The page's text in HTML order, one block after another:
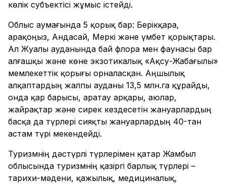
көлік субъектісі жұмыс істейді.
Облыс аумағында 5 қорық бар: Берікқара,
Қарақоңыз, Андасай, Меркі және үмбет қорықтары.
Ал Жуалы ауданында бай флора мен фаунасы бар
алғашқы және көне экзотикалық «Ақсу-Жабағылы»
мемлекеттік қорығы орналасқан. Аңшылық
алқаптардың жалпы ауданы 13,5 млн.га құрайды,
онда қар барысы, Қаратау арқары, аюлар,
жайрақтар және сирек кездесетін жануарлардың
басқа да түрлері сияқты жануарлардың 40-тан
астам түрі мекендейді.
Туризмнің дәстүрлі түрлерімен қатар Жамбыл
облысында туризмнің қазіргі барлық түрлері –
тарихи-мәдени, қажылық, медициналық,